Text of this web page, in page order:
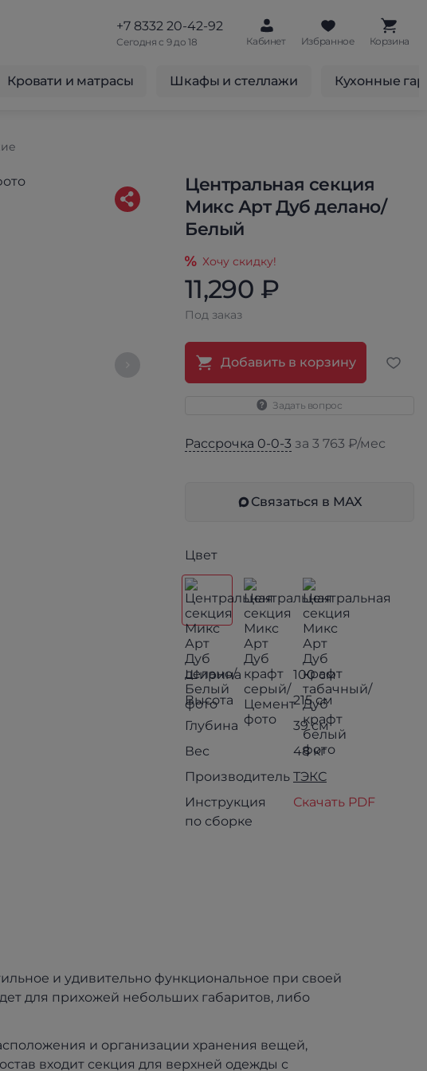
+7 8332 20-42-92
Сегодня с 9 до 18 Кабинет Избранное Корзина
Кровати и матрасы Шкафы и стеллажи Кухонные
Центральная секция
Микс Арт Дуб делано/
Белый
Хочу скидку!
11,290 ₽
Под заказ
Добавить в корзину
Задать вопрос
Рассрочка 0-0-3 за 3 763 ₽/мес
Связаться в МАХ
Цвет
Ширина
100 см
Высота
215 см
Глубина
39 см
Вес
48 кг
Производитель ТЭКС
Инструкция
по сборке
Скачать PDF
и удивительно функциональное при своей
для прихожей небольших габаритов, либо
и организации хранения вещей,
входит секция для верхней одежды с